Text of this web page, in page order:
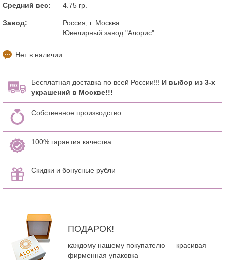
Средний вес: 4.75 гр.
Завод:
Россия, г. Москва
Ювелирный завод "Алорис"
Нет в наличии
Бесплатная доставка по всей России!!! И выбор из 3-х
украшений в Москве!!!
Собственное производство
100% гарантия качества
Скидки и бонусные рубли
ПОДАРОК!
каждому нашему покупателю — красивая
фирменная упаковка